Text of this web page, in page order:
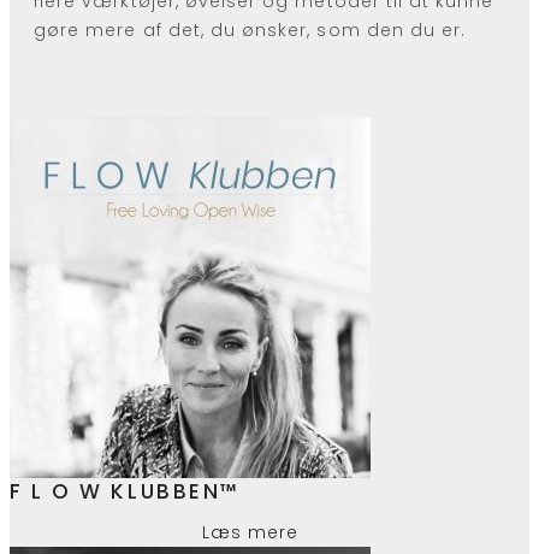
gøre mere af det, du ønsker, som den du er.
F L O W KLUBBEN™
Læs mere